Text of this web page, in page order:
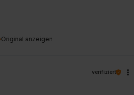
Original anzeigen
verifiziert